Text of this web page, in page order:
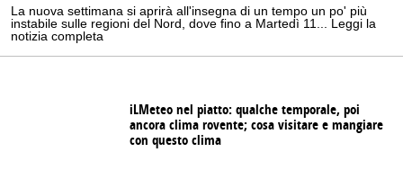
La nuova settimana si aprirà all'insegna di un tempo un po' più
instabile sulle regioni del Nord, dove fino a Martedì 11... Leggi la
notizia completa
iLMeteo nel piatto: qualche temporale, poi
ancora clima rovente; cosa visitare e mangiare
con questo clima